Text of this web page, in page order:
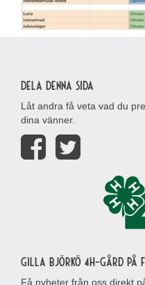
Dela denna sida
Låt andra få veta vad du
dina vänner.
Gilla Björkö 4H-gård på
Få nyheter från oss direkt